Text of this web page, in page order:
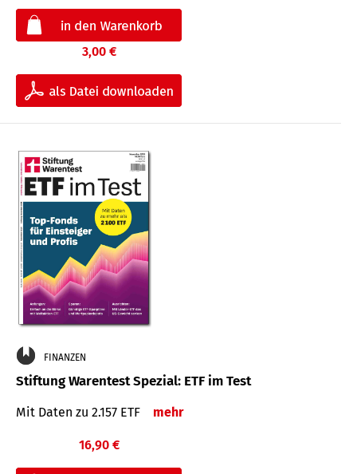
3,00 €
FINANZEN
Stiftung Warentest Spezial: ETF im Test
Mit Daten zu 2.157 ETF mehr
16,90 €